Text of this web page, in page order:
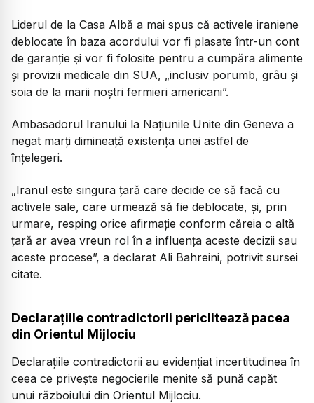
Liderul de la Casa Albă a mai spus că activele iraniene
deblocate în baza acordului vor fi plasate într-un cont
de garanție și vor fi folosite pentru a cumpăra alimente
și provizii medicale din SUA, „inclusiv porumb, grâu și
soia de la marii noștri fermieri americani”.
Ambasadorul Iranului la Națiunile Unite din Geneva a
negat marți dimineață existența unei astfel de
înțelegeri.
„Iranul este singura țară care decide ce să facă cu
activele sale, care urmează să fie deblocate, și, prin
urmare, resping orice afirmație conform căreia o altă
țară ar avea vreun rol în a influența aceste decizii sau
aceste procese”, a declarat Ali Bahreini, potrivit sursei
citate.
Declarațiile contradictorii periclitează pacea
din Orientul Mijlociu
Declarațiile contradictorii au evidențiat incertitudinea în
ceea ce privește negocierile menite să pună capăt
unui războiului din Orientul Mijlociu.